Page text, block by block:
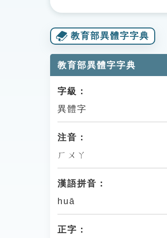
教育部異體字字典
教育部異體字字典
字級：
異體字
注音：
ㄏㄨㄚ
漢語拼音：
huā
正字：